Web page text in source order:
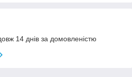
14 днів за домовленістю